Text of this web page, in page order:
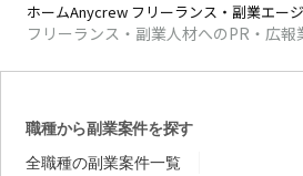
ホームAnycrew フリーランス・副業エー
フリーランス・副業人材へのPR・広報
職種から副業案件を探す
全職種の副業案件一覧